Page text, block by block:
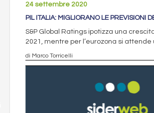
24 settembre 2020
PIL ITALIA: MIGLIORANO LE PREVISIONI
S&P Global Ratings ipotizza una
2021, mentre per l’eurozona si attende
di Marco Torricelli